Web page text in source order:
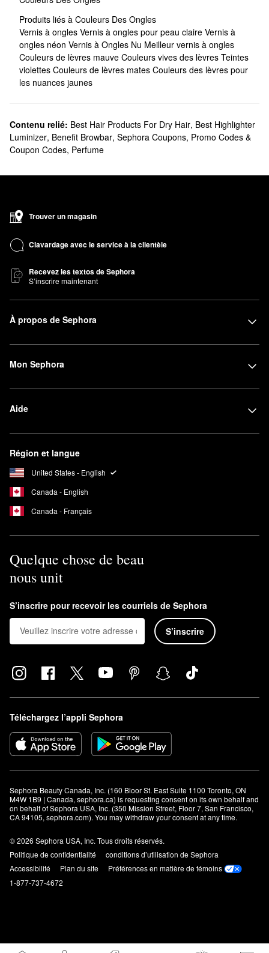
Produits liés à Couleurs Des Ongles
Vernis à ongles Vernis à ongles pour peau claire Vernis à
ongles néon Vernis à Ongles Nu Meilleur vernis à ongles
Couleurs de lèvres mauve Couleurs vives des lèvres Teintes
violettes Couleurs de lèvres mates Couleurs des lèvres pour
les nuances jaunes
Contenu relié: Best Hair Products For Dry Hair, Best Highlighter
Luminizer, Benefit Browbar, Sephora Coupons, Promo Codes &
Coupon Codes, Perfume
Trouver un magasin
Clavardage avec le service à la clientèle
Recevez les textos de Sephora
S’inscrire maintenant
À propos de Sephora
Mon Sephora
Aide
Région et langue
United States - English
Canada - English
Canada - Français
Quelque chose de beau
nous unit
S’inscrire pour recevoir les courriels de Sephora
S’inscrire
Téléchargez l’appli Sephora
Sephora Beauty Canada, Inc. (160 Bloor St. East Suite 1100 Toronto, ON
M4W 1B9 | Canada, sephora.ca) is requesting consent on its own behalf and
on behalf of Sephora USA, Inc. (350 Mission Street, Floor 7, San Francisco,
CA 94105, sephora.com). You may withdraw your consent at any time.
© 2026 Sephora USA, Inc. Tous droits réservés.
Politique de confidentialité
conditions d’utilisation de Sephora
Accessibilité
Plan du site
Préférences en matière de témoins
1-877-737-4672